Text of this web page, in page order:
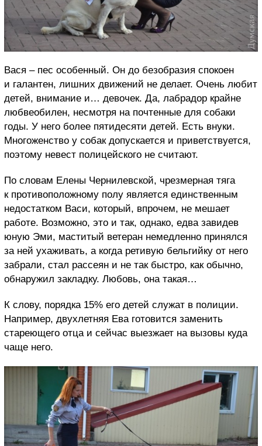
Вася – пес особенный. Он до безобразия спокоен
и галантен, лишних движений не делает. Очень любит
детей, внимание и… девочек. Да, лабрадор крайне
любвеобилен, несмотря на почтенные для собаки
годы. У него более пятидесяти детей. Есть внуки.
Многоженство у собак допускается и приветствуется,
поэтому невест полицейского не считают.
По словам Елены Чернилевской, чрезмерная тяга
к противоположному полу является единственным
недостатком Васи, который, впрочем, не мешает
работе. Возможно, это и так, однако, едва завидев
юную Эми, маститый ветеран немедленно принялся
за ней ухаживать, а когда ретивую бельгийку от него
забрали, стал рассеян и не так быстро, как обычно,
обнаружил закладку. Любовь, она такая…
К слову, порядка 15% его детей служат в полиции.
Например, двухлетняя Ева готовится заменить
стареющего отца и сейчас выезжает на вызовы куда
чаще него.